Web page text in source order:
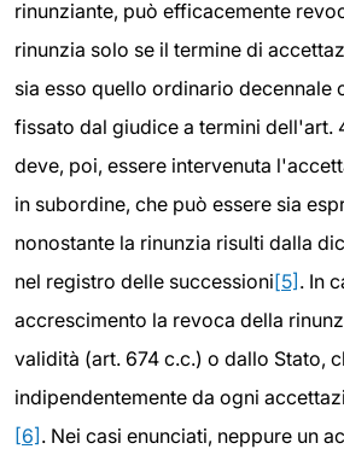
rinunziante, può efficacemente
rinunzia solo se il termine di
sia esso quello ordinario decennale
fissato dal giudice a termini dell'art.
deve, poi, essere intervenuta
in subordine, che può essere sia
nonostante la rinunzia risulti dalla
nel registro delle successioni[5]. In
accrescimento la revoca della
validità (art. 674 c.c.) o dallo Stato,
indipendentemente da ogni
[6]. Nei casi enunciati, neppure un